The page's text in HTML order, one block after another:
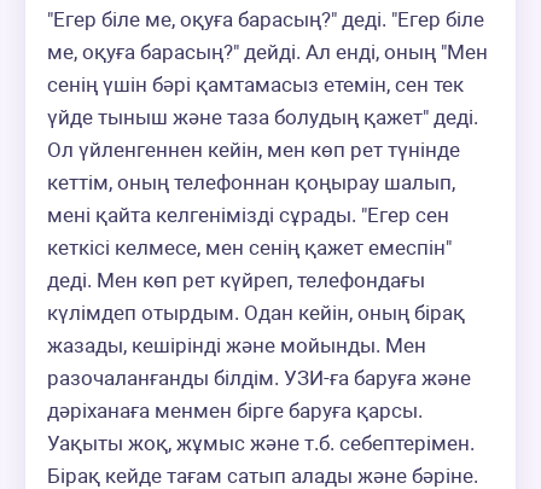
"Егер біле ме, оқуға барасың?" деді. "Егер біле
ме, оқуға барасың?" дейді. Ал енді, оның "Мен
сенің үшін бәрі қамтамасыз етемін, сен тек
үйде тыныш және таза болудың қажет" деді.
Ол үйленгеннен кейін, мен көп рет түнінде
кеттім, оның телефоннан қоңырау шалып,
мені қайта келгенімізді сұрады. "Егер сен
кеткісі келмесе, мен сенің қажет емеспін"
деді. Мен көп рет күйреп, телефондағы
күлімдеп отырдым. Одан кейін, оның бірақ
жазады, кешірінді және мойынды. Мен
разочаланғанды білдім. УЗИ-ға баруға және
дәріханаға менмен бірге баруға қарсы.
Уақыты жоқ, жұмыс және т.б. себептерімен.
Бірақ кейде тағам сатып алады және бәріне.